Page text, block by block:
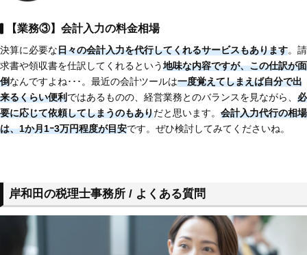
【業務③】会計入力の料金相場
決算に必要な日々の会計入力を代行してくれるサービスもあります。請
求書や領収書を仕訳してくれるという地味な内容ですが、この仕訳が面
倒なんですよね･･･。最近の会計ツールは一度覚えてしまえば自分で出
来るくらい便利ではあるものの、経営業務とのバランスを見ながら、 必
要に応じて依頼してしまうのもありだと思います。 会計入力代行の相場
は、1か月1ｰ3万円程度が目安です。ぜひ検討してみてくださいね。
岸和田の税理士事務所 / よくある質問